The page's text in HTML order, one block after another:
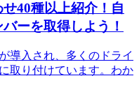
40種以上紹介！自
ーを取得しよう！
導入され、多くのドライ
取り付けています。わか